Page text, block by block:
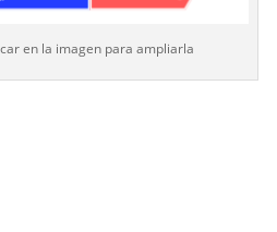
en la imagen para ampliarla